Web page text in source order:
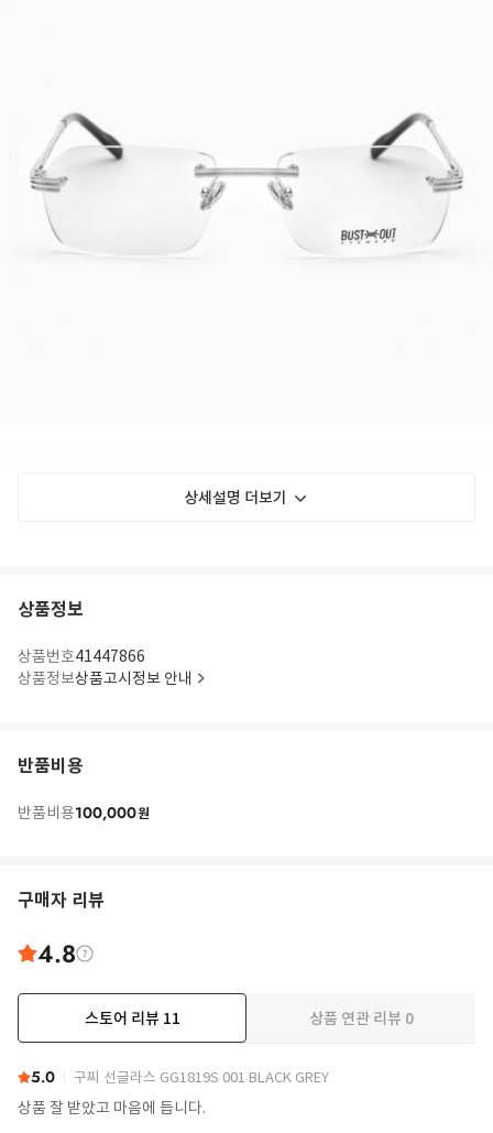
상세설명 더보기
상품정보
상품번호41447866
상품정보상품고시정보 안내
반품비용
반품비용100,000원
구매자 리뷰
4.8
스토어 리뷰 11 상품 연관 리뷰 0
5.0 구찌 선글라스 GG1819S 001 BLACK GREY
상품 잘 받았고 마음에 듭니다.